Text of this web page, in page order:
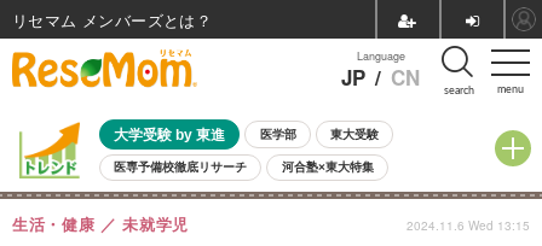
menu
Language
JP / CN search
大学受験 by 東進 医学部 東大受験
医専予備校徹底リサーチ 河合塾×東大特集
親子で考える大学選び 高校受験 中学受験 小学校受験
共通テスト 夏休み
生活・健康 未就学児 2024.11.6 Wed 13:15
リセマム メンバーズ